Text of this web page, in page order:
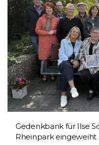
Gedenkbank für Ilse
Rheinpark eingeweiht